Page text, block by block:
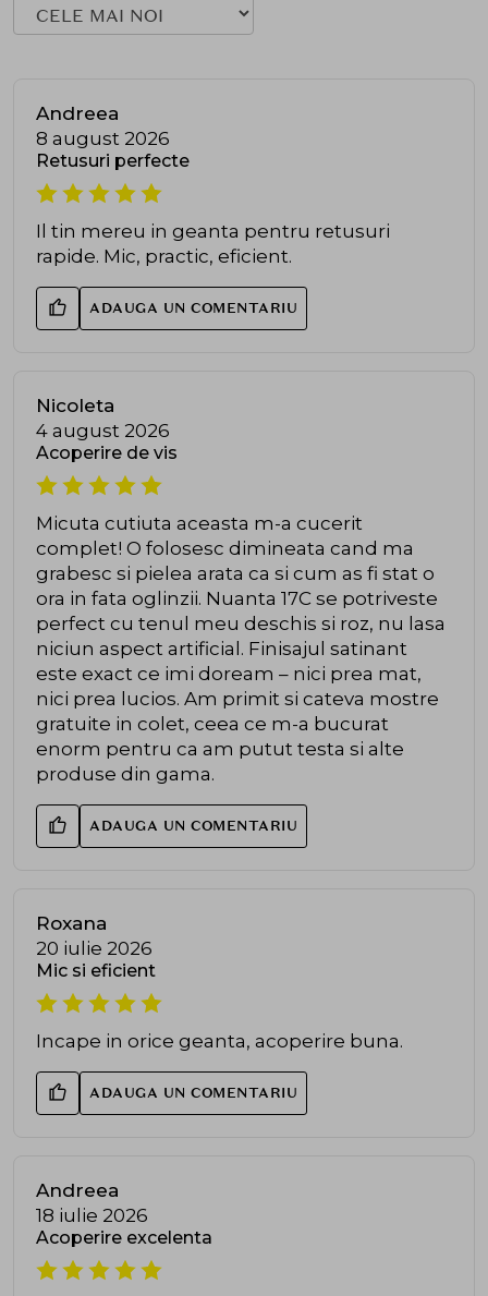
Andreea
8 august 2026
Retusuri perfecte
Il tin mereu in geanta pentru retusuri
rapide. Mic, practic, eficient.
ADAUGA UN COMENTARIU
Nicoleta
4 august 2026
Acoperire de vis
Micuta cutiuta aceasta m-a cucerit
complet! O folosesc dimineata cand ma
grabesc si pielea arata ca si cum as fi stat o
ora in fata oglinzii. Nuanta 17C se potriveste
perfect cu tenul meu deschis si roz, nu lasa
niciun aspect artificial. Finisajul satinant
este exact ce imi doream – nici prea mat,
nici prea lucios. Am primit si cateva mostre
gratuite in colet, ceea ce m-a bucurat
enorm pentru ca am putut testa si alte
produse din gama.
ADAUGA UN COMENTARIU
Roxana
20 iulie 2026
Mic si eficient
Incape in orice geanta, acoperire buna.
ADAUGA UN COMENTARIU
Andreea
18 iulie 2026
Acoperire excelenta